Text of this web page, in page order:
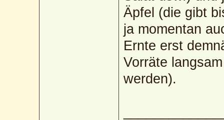
Äpfel (die gibt
ja momentan
Ernte erst
Vorräte
werden).